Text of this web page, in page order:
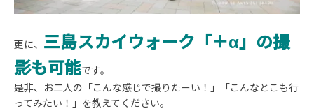
更に、 三島スカイウォーク「＋α」の撮
影も可能です。
是非、お二人の「こんな感じで撮りたーい！」「こんなとこも行
ってみたい！」を教えてください。